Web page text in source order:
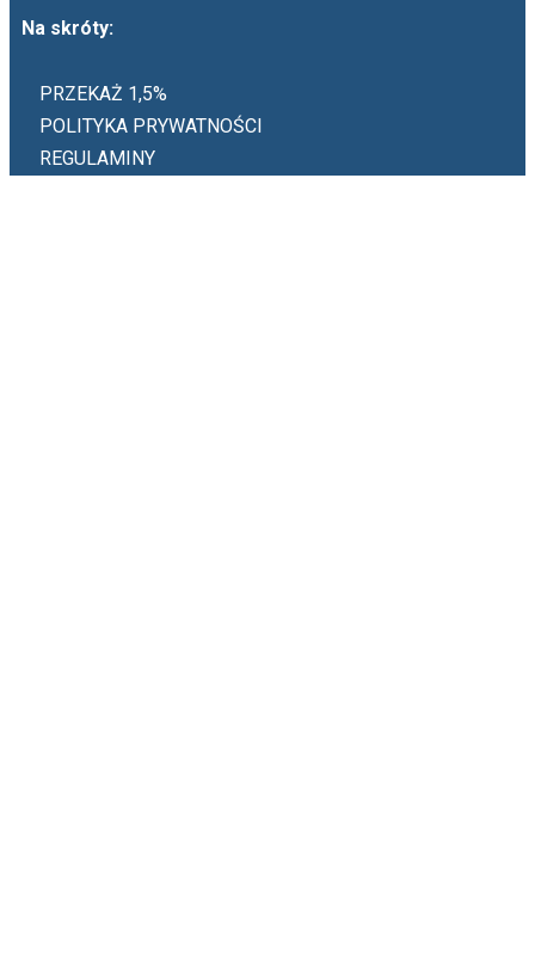
Na skróty:
PRZEKAŻ 1,5%
POLITYKA PRYWATNOŚCI
REGULAMINY